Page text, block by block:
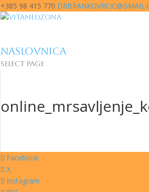
+385 98 415 770
NASLOVNICA
Select Page
Facebook
X
Instagram